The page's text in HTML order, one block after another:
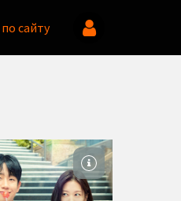
по сайту